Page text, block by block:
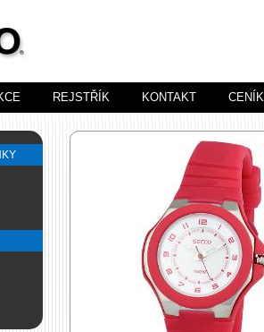
REJSTŘÍK KONTAKT